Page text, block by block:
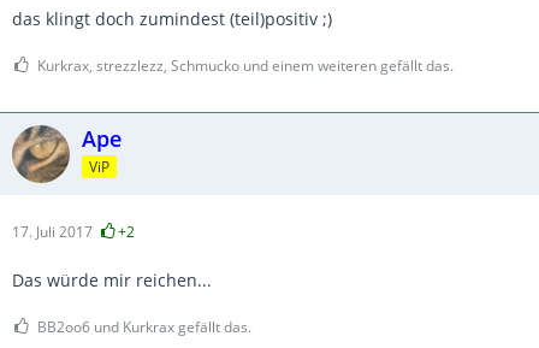
das klingt doch zumindest (teil)positiv ;)
Kurkrax, strezzlezz, Schmucko und einem weiteren gefällt das.
Ape
ViP
17. Juli 2017 +2
Das würde mir reichen...
BB2oo6 und Kurkrax gefällt das.